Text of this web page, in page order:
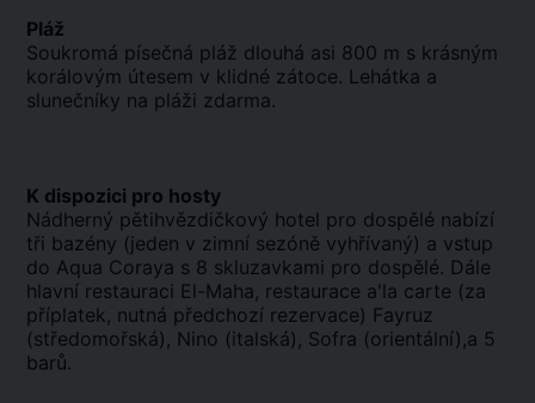
Pláž
Soukromá písečná pláž dlouhá asi 800 m s krásným
korálovým útesem v klidné zátoce. Lehátka a
slunečníky na pláži zdarma.
K dispozici pro hosty
Nádherný pětihvězdičkový hotel pro dospělé nabízí
tři bazény (jeden v zimní sezóně vyhřívaný) a vstup
do Aqua Coraya s 8 skluzavkami pro dospělé. Dále
hlavní restauraci El-Maha, restaurace a'la carte (za
příplatek, nutná předchozí rezervace) Fayruz
(středomořská), Nino (italská), Sofra (orientální),a 5
barů.